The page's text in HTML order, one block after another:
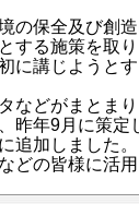
保全及び創
する施策を取り
に講じようと
どがまとまり
昨年9月に策定
追加しました。
どの皆様に活